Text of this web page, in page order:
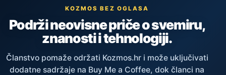
KOZMOS BEZ OGLASA
Podrži neovisne priče o svemiru,
znanosti i tehnologiji.
Članstvo pomaže održati Kozmos.hr i može uključivati
dodatne sadržaje na Buy Me a Coffee, dok članci na